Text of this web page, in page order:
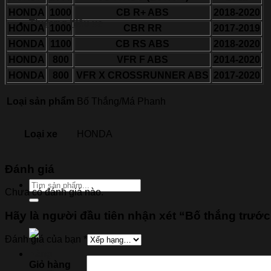
Thương hiệu xe
Tìm
kiếm:
Giỏ hàng
HONDA
1000 CB R+ ABS
2018-2020
HONDA
1000 CBR RR
2017-2019
HONDA
1100 CB RS ABS
2018-2020
HONDA
800 VFR F ABS
2014-2020
HONDA
800 VFR X CROSSRUNNER ABS 2017-2020
Loại sản phẩm Bố Thắng/Má Phanh
Loại xe HONDA
Đánh giá
Chưa có đánh giá nào.
Hãy là người đầu tiên nhận xét “Bố thắng trước
Đánh giá của bạn *